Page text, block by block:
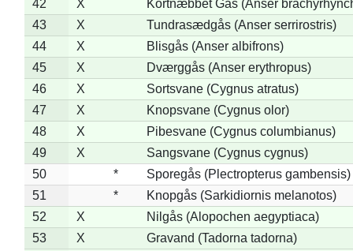
42
X
Kortnæbbet Gås (Anser
43
X
Tundrasædgås (Anser serrirostris)
44
X
Blisgås (Anser albifrons)
45
X
Dværggås (Anser erythropus)
46
X
Sortsvane (Cygnus atratus)
47
X
Knopsvane (Cygnus olor)
48
X
Pibesvane (Cygnus columbianus)
49
X
Sangsvane (Cygnus cygnus)
50
*
Sporegås (Plectropterus gambensis)
51
*
Knopgås (Sarkidiornis melanotos)
52
X
Nilgås (Alopochen aegyptiaca)
53
X
Gravand (Tadorna tadorna)